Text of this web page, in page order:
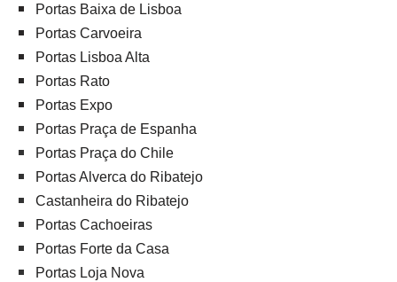
Portas Baixa de Lisboa
Portas Carvoeira
Portas Lisboa Alta
Portas Rato
Portas Expo
Portas Praça de Espanha
Portas Praça do Chile
Portas Alverca do Ribatejo
Castanheira do Ribatejo
Portas Cachoeiras
Portas Forte da Casa
Portas Loja Nova